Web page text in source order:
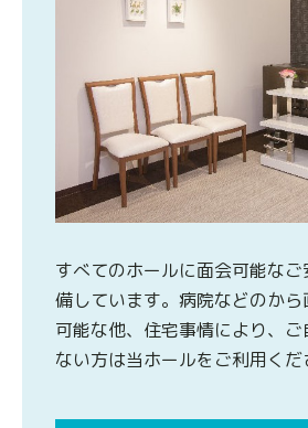
すべてのホールに面会可能な
備しています。病院などのか
可能な他、住宅事情により、
ない方は当ホールをご利用くだ